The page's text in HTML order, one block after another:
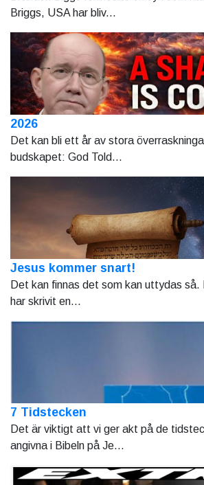
Briggs, USA har bliv...
2026
Det kan bli ett år av stora
budskapet: God Told...
Jesus kommer snart!
Det kan finnas det som kan uttydas så.
har skrivit en...
7 Tidstecken
Det är viktigt att vi ger akt på de
angivna i Bibeln på Je...